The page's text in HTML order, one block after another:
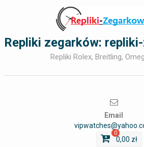
Repliki zegarków:
Repliki Rolex, Breitling,
Email
0
0,00 zł